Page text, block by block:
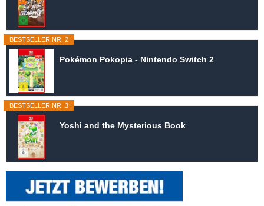
BESTSELLER NR. 2
Pokémon Pokopia - Nintendo Switch 2
BESTSELLER NR. 3
Yoshi and the Mysterious Book